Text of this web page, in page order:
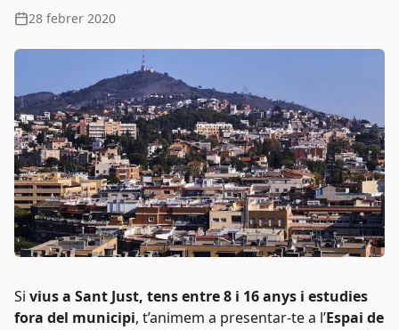
28 febrer 2020
Si vius a Sant Just, tens entre 8 i 16 anys i estudies
fora del municipi, t’animem a presentar-te a l’Espai de